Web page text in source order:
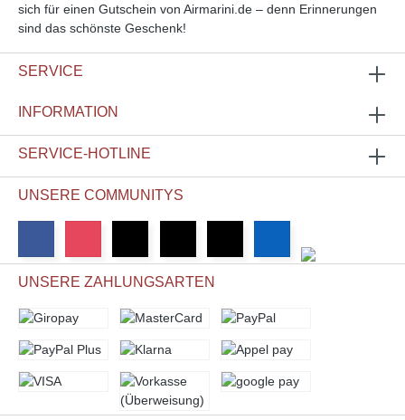
sich für einen Gutschein von Airmarini.de – denn Erinnerungen
sind das schönste Geschenk!
SERVICE
INFORMATION
SERVICE-HOTLINE
UNSERE COMMUNITYS
UNSERE ZAHLUNGSARTEN